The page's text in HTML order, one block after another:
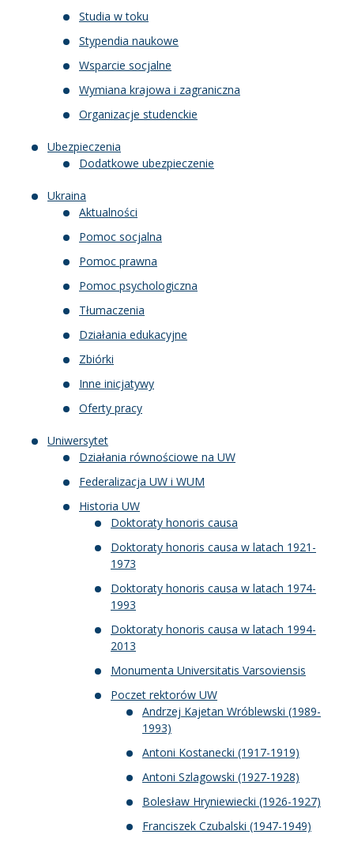
Studia w toku
Stypendia naukowe
Wsparcie socjalne
Wymiana krajowa i zagraniczna
Organizacje studenckie
Ubezpieczenia
Dodatkowe ubezpieczenie
Ukraina
Aktualności
Pomoc socjalna
Pomoc prawna
Pomoc psychologiczna
Tłumaczenia
Działania edukacyjne
Zbiórki
Inne inicjatywy
Oferty pracy
Uniwersytet
Działania równościowe na UW
Federalizacja UW i WUM
Historia UW
Doktoraty honoris causa
Doktoraty honoris causa w latach 1921-
1973
Doktoraty honoris causa w latach 1974-
1993
Doktoraty honoris causa w latach 1994-
2013
Monumenta Universitatis Varsoviensis
Poczet rektorów UW
Andrzej Kajetan Wróblewski (1989-
1993)
Antoni Kostanecki (1917-1919)
Antoni Szlagowski (1927-1928)
Bolesław Hryniewiecki (1926-1927)
Franciszek Czubalski (1947-1949)